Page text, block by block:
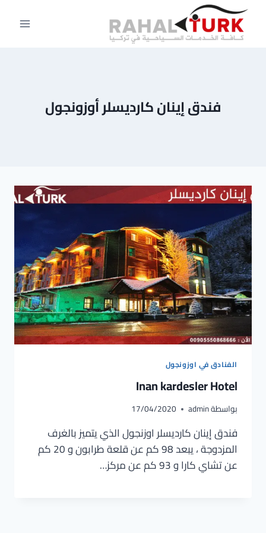
التجاوز
المحتوى
فندق إينان كارديسلر أوزونجول
الفنادق في اوزونجول
Inan kardesler Hotel
بواسطةadmin
17/04/2020
فندق إينان كارديسلر اوزنجول الذي يتميز بالغرف
المزدوجة ، يبعد 98 كم عن قلعة طرابون و 20 كم
عن تشاي كارا و 93 كم عن مركز…